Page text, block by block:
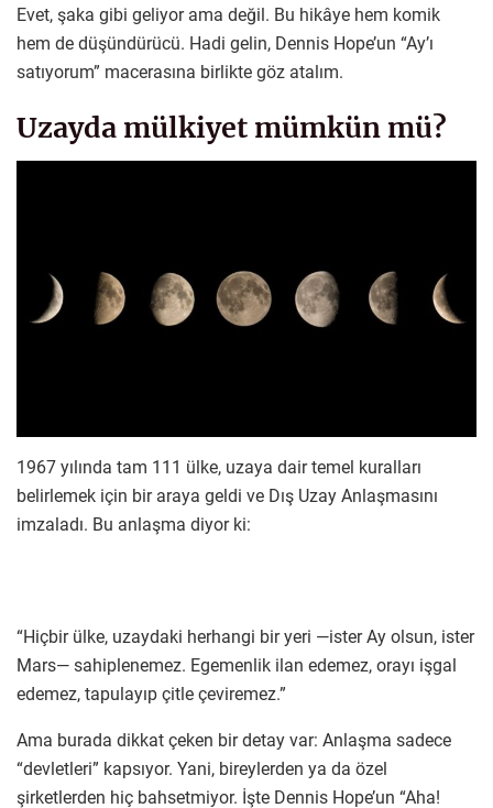
Evet, şaka gibi geliyor ama değil. Bu hikâye hem komik
hem de düşündürücü. Hadi gelin, Dennis Hope’un “Ay’ı
satıyorum” macerasına birlikte göz atalım.
Uzayda mülkiyet mümkün mü?
1967 yılında tam 111 ülke, uzaya dair temel kuralları
belirlemek için bir araya geldi ve Dış Uzay Anlaşmasını
imzaladı. Bu anlaşma diyor ki:
“Hiçbir ülke, uzaydaki herhangi bir yeri —ister Ay olsun, ister
Mars— sahiplenemez. Egemenlik ilan edemez, orayı işgal
edemez, tapulayıp çitle çeviremez.”
Ama burada dikkat çeken bir detay var: Anlaşma sadece
“devletleri” kapsıyor. Yani, bireylerden ya da özel
şirketlerden hiç bahsetmiyor. İşte Dennis Hope’un “Aha!